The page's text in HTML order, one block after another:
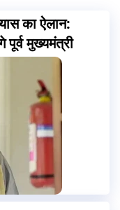
का ऐलान:
मुख्यमंत्री